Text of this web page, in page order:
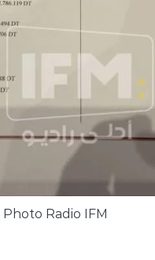
Photo Radio IFM